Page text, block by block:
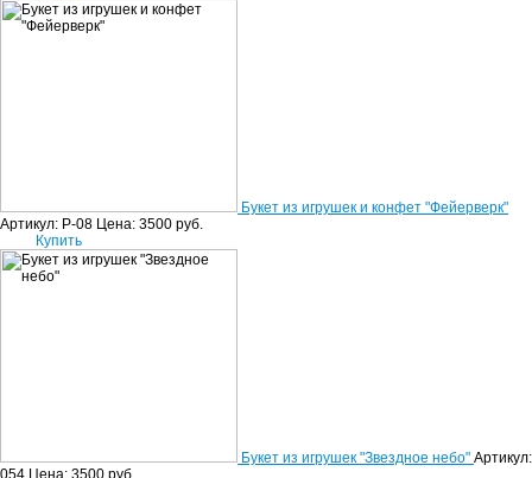
Букет из игрушек и конфет "Фейерверк"
Артикул: Р-08 Цена: 3500 руб.
Купить
Букет из игрушек "Звездное небо" Артикул:
054
Цена: 3500 руб.